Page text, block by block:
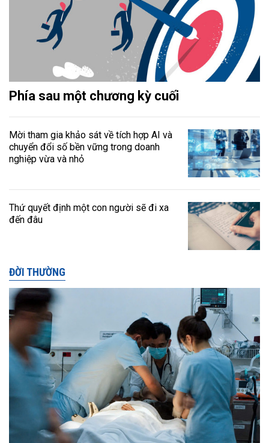
Phía sau một chương kỳ cuối
Mời tham gia khảo sát về tích hợp AI và
chuyển đổi số bền vững trong doanh
nghiệp vừa và nhỏ
Thứ quyết định một con người sẽ đi xa
đến đâu
ĐỜI THƯỜNG